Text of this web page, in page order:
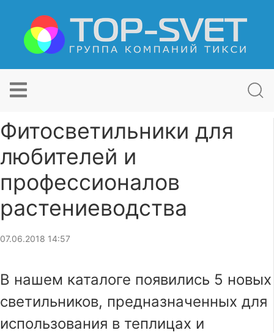
Фитосветильники для
любителей и
профессионалов
растениеводства
07.06.2018 14:57
В нашем каталоге появились 5 новых
светильников, предназначенных для
использования в теплицах и